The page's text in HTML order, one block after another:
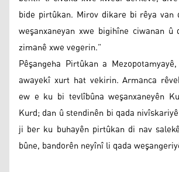
bide pirtûkan. Mirov dikare bi rêya van
weşanxaneyan xwe bigihîne ciwanan
zimanê xwe vegerin.”
Pêşangeha Pirtûkan a
awayekî xurt hat vekirin. Armanca
ew e ku bi tevlîbûna weşanxaneyên
Kurd; dan û stendinên bi qada
ji ber ku buhayên pirtûkan di nav
bûne, bandorên neyînî li qada